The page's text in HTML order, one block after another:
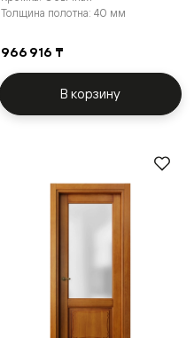
Толщина полотна: 40 мм
966 916 ₸
В корзину